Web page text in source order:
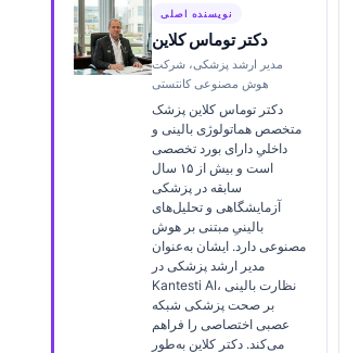
نویسنده اصلی
دکتر توماس کلاین
مدیر ارشد پزشکی، شرکت
هوش مصنوعی کانتستی
دکتر توماس کلاین پزشک
متخصص هماتولوژی بالینی و
داخلیِ دارای بورد تخصصی
است و بیش از ۱۵ سال
سابقه در پزشکی
آزمایشگاهی و تحلیل‌های
بالینیِ مبتنی بر هوش
مصنوعی دارد. ایشان به‌عنوان
مدیر ارشد پزشکی در
Kantesti AI، نظارت بالینی
بر صحت پزشکی شبکه
عصبی اختصاصی را فراهم
می‌کند. دکتر کلاین به‌طور